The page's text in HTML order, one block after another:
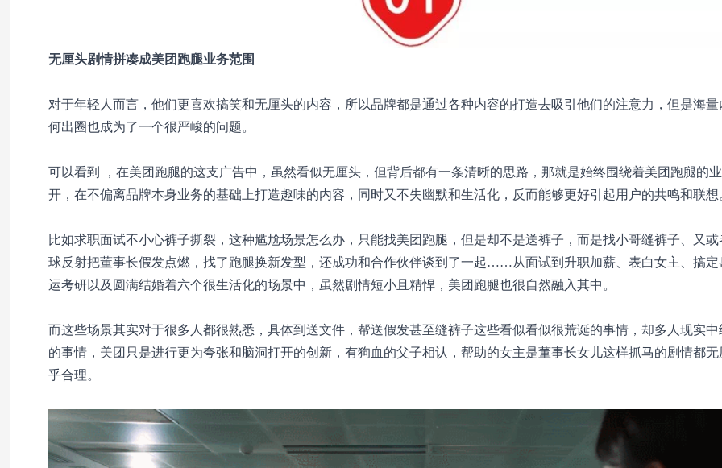
无厘头剧情拼凑成美团跑腿业务范围
对于年轻人而言，他们更喜欢搞笑和无厘头的内容，所以品牌都是通过各种内容的打造去吸引他们的注意力，但是海
何出圈也成为了一个很严峻的问题。
可以看到 ，在美团跑腿的这支广告中，虽然看似无厘头，但背后都有一条清晰的思路，那就是始终围绕着美团跑腿的
开，在不偏离品牌本身业务的基础上打造趣味的内容，同时又不失幽默和生活化，反而能够更好引起用户的共鸣和联想
比如求职面试不小心裤子撕裂，这种尴尬场景怎么办，只能找美团跑腿，但是却不是送裤子，而是找小哥缝裤子、又
球反射把董事长假发点燃，找了跑腿换新发型，还成功和合作伙伴谈到了一起……从面试到升职加薪、表白女主、搞定
运考研以及圆满结婚着六个很生活化的场景中，虽然剧情短小且精悍，美团跑腿也很自然融入其中。
而这些场景其实对于很多人都很熟悉，具体到送文件，帮送假发甚至缝裤子这些看似看似很荒诞的事情，却多人现实中
的事情，美团只是进行更为夸张和脑洞打开的创新，有狗血的父子相认，帮助的女主是董事长女儿这样抓马的剧情都
乎合理。